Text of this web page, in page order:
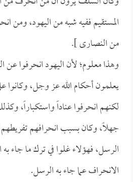
المستقيم ففيه شبه من اليهود، ومن
من النصارى ].
وهذا معلوم؛ لأن اليهود انحرفوا عن
يعلمون أحكام الله عز وجل، وكانوا
لكنهم انحرفوا عناداً واستكباراً،
جهلاً، وكان بسبب انحرافهم
الرسل، فهؤلاء غلوا في ترك ما جاء
الانحراف عما جاء به الرسل.